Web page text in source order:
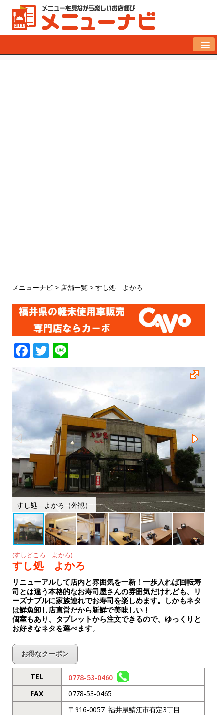
メニューナビ > 店舗一覧 > すし処 よかろ
F
c
e
b
o
o
k
T
w
it
te
n
e
すし処 よかろ（外観）
(すしどころ よかろ)
すし処 よかろ
リニューアルして店内と雰囲気を一新！一歩入れば回転寿
司とは違う本格的なお寿司屋さんの雰囲気だけれども、リ
ーズナブルに家族連れでお寿司を楽しめます。しかもネタ
は鮮魚卸し店直営だから新鮮で美味しい！
個室もあり、タブレットから注文できるので、ゆっくりと
お好きなネタを選べます。
お得なクーポン
TEL
0778-53-0460
FAX
0778-53-0465
〒916-0057 福井県鯖江市有定3丁目